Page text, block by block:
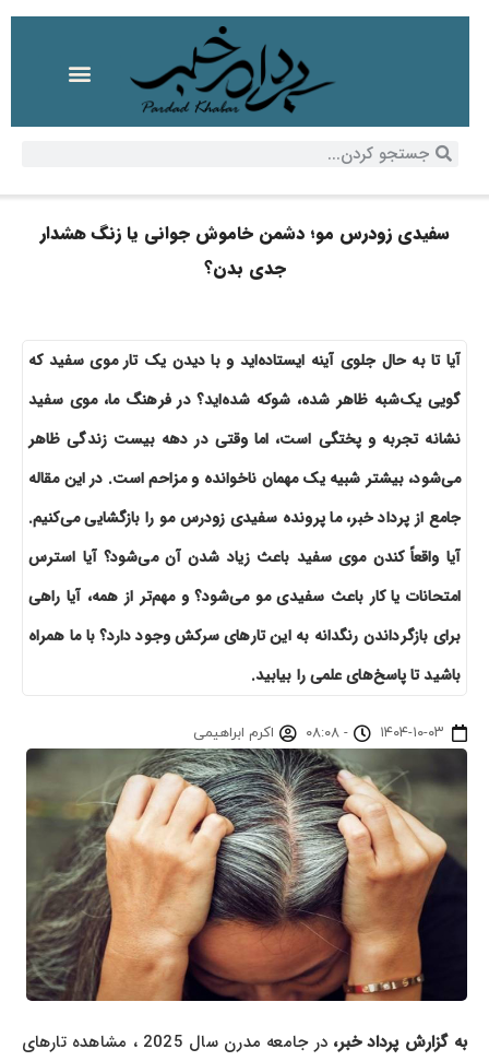
سفیدی زودرس مو؛ دشمن خاموش جوانی یا زنگ هشدار
جدی بدن؟
آیا تا به حال جلوی آینه ایستاده‌اید و با دیدن یک تار موی سفید که
گویی یک‌شبه ظاهر شده، شوکه شده‌اید؟ در فرهنگ ما، موی سفید
نشانه تجربه و پختگی است، اما وقتی در دهه بیست زندگی ظاهر
می‌شود، بیشتر شبیه یک مهمان ناخوانده و مزاحم است. در این مقاله
جامع از پرداد خبر، ما پرونده سفیدی زودرس مو را بازگشایی می‌کنیم.
آیا واقعاً کندن موی سفید باعث زیاد شدن آن می‌شود؟ آیا استرس
امتحانات یا کار باعث سفیدی مو می‌شود؟ و مهم‌تر از همه، آیا راهی
برای بازگرداندن رنگدانه به این تارهای سرکش وجود دارد؟ با ما همراه
باشید تا پاسخ‌های علمی را بیابید.
۱۴۰۴-۱۰-۰۳ - ۰۸:۰۸ اکرم ابراهیمی
به گزارش پرداد خبر،
در جامعه مدرن سال 2025 ، مشاهده تارهای